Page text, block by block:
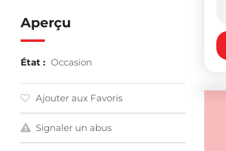
Aperçu
État : Occasion
Ajouter aux Favoris
Signaler un abus